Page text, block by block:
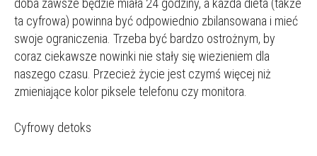
doba zawsze będzie miała 24 godziny, a każda dieta (także
ta cyfrowa) powinna być odpowiednio zbilansowana i mieć
swoje ograniczenia. Trzeba być bardzo ostrożnym, by
coraz ciekawsze nowinki nie stały się wiezieniem dla
naszego czasu. Przecież życie jest czymś więcej niż
zmieniające kolor piksele telefonu czy monitora.
Cyfrowy detoks